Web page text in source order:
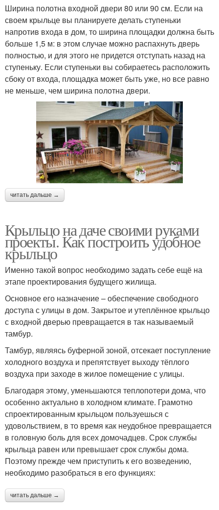
Ширина полотна входной двери 80 или 90 см. Если на
своем крыльце вы планируете делать ступеньки
напротив входа в дом, то ширина площадки должна быть
больше 1,5 м: в этом случае можно распахнуть дверь
полностью, и для этого не придется отступать назад на
ступеньку. Если ступеньки вы собираетесь расположить
сбоку от входа, площадка может быть уже, но все равно
не меньше, чем ширина полотна двери.
читать дальше →
Крыльцо на даче своими руками
проекты. Как построить удобное
крыльцо
Именно такой вопрос необходимо задать себе ещё на
этапе проектирования будущего жилища.
Основное его назначение – обеспечение свободного
доступа с улицы в дом. Закрытое и утеплённое крыльцо
с входной дверью превращается в так называемый
тамбур.
Тамбур, являясь буферной зоной, отсекает поступление
холодного воздуха и препятствует выходу тёплого
воздуха при заходе в жилое помещение с улицы.
Благодаря этому, уменьшаются теплопотери дома, что
особенно актуально в холодном климате. Грамотно
спроектированным крыльцом пользуешься с
удовольствием, в то время как неудобное превращается
в головную боль для всех домочадцев. Срок службы
крыльца равен или превышает срок службы дома.
Поэтому прежде чем приступить к его возведению,
необходимо разобраться в его функциях:
читать дальше →